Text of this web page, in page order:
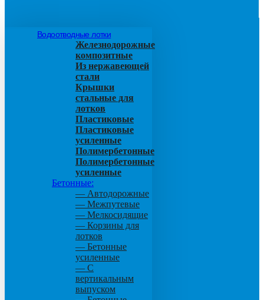
Водоотводные лотки
Железнодорожные
композитные
Из нержавеющей
стали
Крышки
стальные для
лотков
Пластиковые
Пластиковые
усиленные
Полимербетонные
Полимербетонные
усиленные
Бетонные:
— Автодорожные
— Межпутевые
— Мелкосидящие
— Корзины для
лотков
— Бетонные
усиленные
— С
вертикальным
выпуском